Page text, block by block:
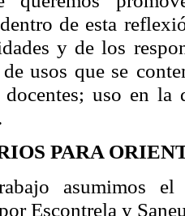
de esta
y de los
usos que se
uso en la
PARA
asumimos
Escontrela y